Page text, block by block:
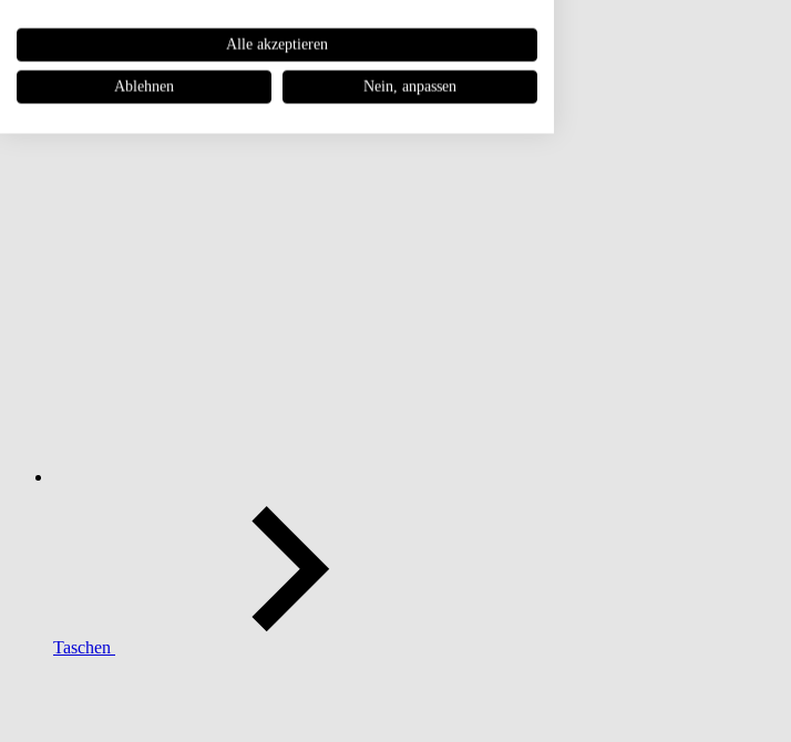
Taschen
Alle akzeptieren
Ablehnen Nein, anpassen